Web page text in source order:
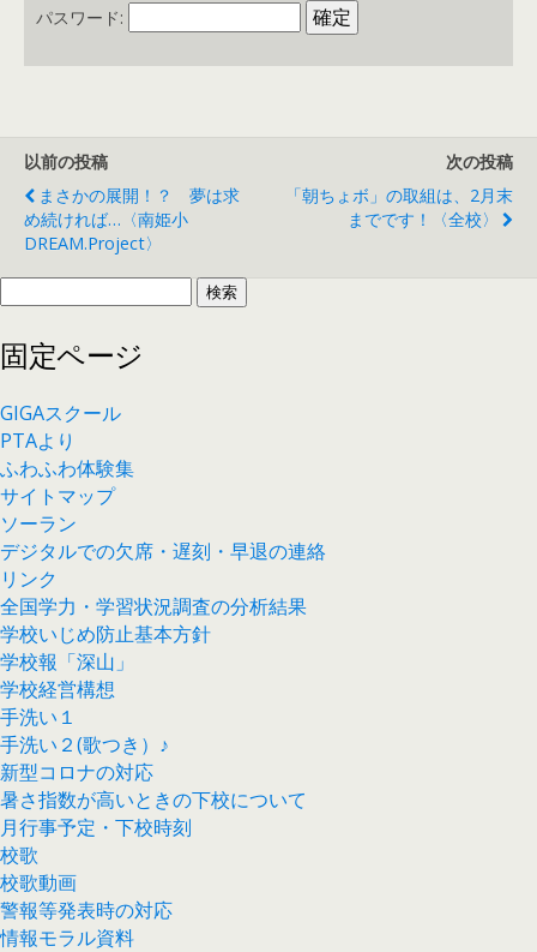
パスワード:
以前の投稿
まさかの展開！？ 夢は求
め続ければ…〈南姫小
DREAM.Project〉
次の投稿
「朝ちょボ」の取組は、2月末
までです！〈全校〉
固定ページ
GIGAスクール
PTAより
ふわふわ体験集
サイトマップ
ソーラン
デジタルでの欠席・遅刻・早退の連絡
リンク
全国学力・学習状況調査の分析結果
学校いじめ防止基本方針
学校報「深山」
学校経営構想
手洗い１
手洗い２(歌つき）♪
新型コロナの対応
暑さ指数が高いときの下校について
月行事予定・下校時刻
校歌
校歌動画
警報等発表時の対応
情報モラル資料